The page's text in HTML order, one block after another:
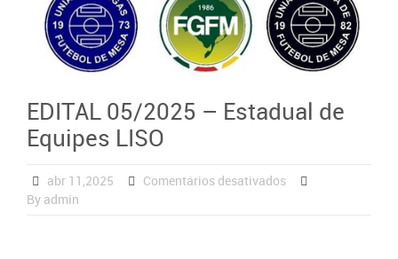
EDITAL 05/2025 – Estadual de
Equipes LISO
abr 11,2025
Comentários desativados
By admin